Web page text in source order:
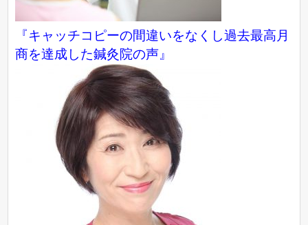
『キャッチコピーの間違いをなくし過去最高月
商を達成した鍼灸院の声』